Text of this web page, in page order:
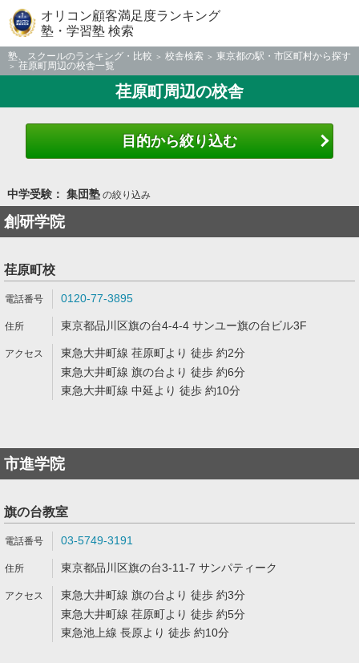
オリコン顧客満足度ランキング
塾・学習塾 検索
塾、スクールのランキング・比較 校舎検索
東京都の駅・市区町村から探す
荏原町周辺の校舎一覧
荏原町周辺の校舎
目的から絞り込む
中学受験： 集団塾の絞り込み
創研学院
荏原町校
0120-77-3895
東京都品川区旗の台4-4-4 サンユー旗の台ビル3F
東急大井町線 荏原町より 徒歩 約2分
東急大井町線 旗の台より 徒歩 約6分
東急大井町線 中延より 徒歩 約10分
市進学院
旗の台教室
03-5749-3191
東京都品川区旗の台3-11-7 サンパティーク
東急大井町線 旗の台より 徒歩 約3分
東急大井町線 荏原町より 徒歩 約5分
東急池上線 長原より 徒歩 約10分